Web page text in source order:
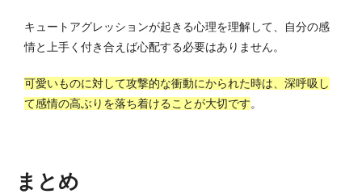
キュートアグレッションが起きる心理を理解して、自分の感
情と上手く付き合えば心配する必要はありません。
可愛いものに対して攻撃的な衝動にかられた時は、深呼吸し
て感情の高ぶりを落ち着けることが大切です。
まとめ